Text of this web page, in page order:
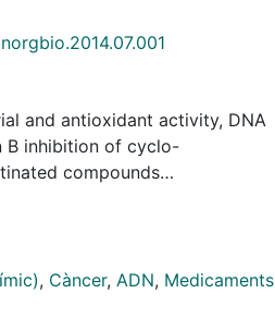
and antioxidant activity, DNA
B inhibition of cyclo-
compounds
(1), X = Cl (2)] and trans-N,P-
[(C,N)= cyclo-
imine]. The cytotoxicity of
towards human breast
, Càncer, ADN, Medicaments